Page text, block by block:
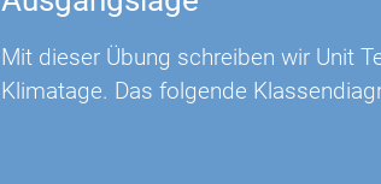
Mit dieser Übung schreiben wir Unit
Klimatage. Das folgende